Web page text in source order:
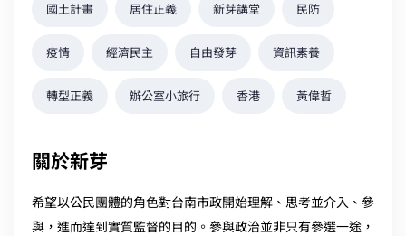
國土計畫 居住正義 新芽講堂 民防
疫情 經濟民主 自由發芽 資訊素養
轉型正義 辦公室小旅行 香港 黃偉哲
關於新芽
希望以公民團體的角色對台南市政開始理解、思考並介入、參
與，進而達到實質監督的目的。參與政治並非只有參選一途，